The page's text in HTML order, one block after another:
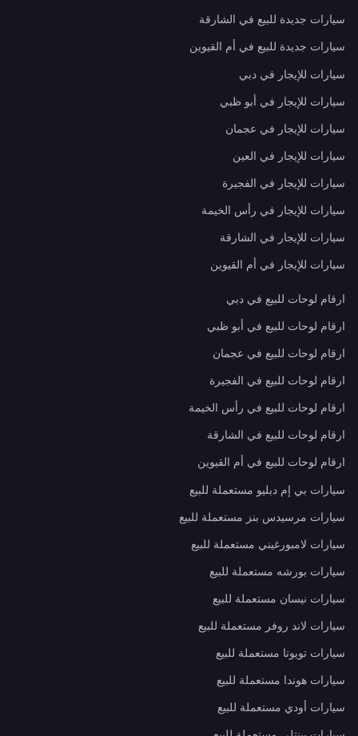
سيارات جديدة للبيع في الشارقة
سيارات جديدة للبيع في أم القيوين
سيارات للإيجار في دبي
سيارات للإيجار في أبو ظبي
سيارات للإيجار في عجمان
سيارات للإيجار في العين
سيارات للإيجار في الفجيرة
سيارات للإيجار في رأس الخيمة
سيارات للإيجار في الشارقة
سيارات للإيجار في أم القيوين
ارقام لوحات للبيع في دبي
ارقام لوحات للبيع في أبو ظبي
ارقام لوحات للبيع في عجمان
ارقام لوحات للبيع في الفجيرة
ارقام لوحات للبيع في رأس الخيمة
ارقام لوحات للبيع في الشارقة
ارقام لوحات للبيع في أم القيوين
سيارات بي إم دبليو مستعملة للبيع
سيارات مرسيدس بنز مستعملة للبيع
سيارات لامبورغيني مستعملة للبيع
سيارات بورشه مستعملة للبيع
سيارات نيسان مستعملة للبيع
سيارات لاند روفر مستعملة للبيع
سيارات تويوتا مستعملة للبيع
سيارات هوندا مستعملة للبيع
سيارات أودي مستعملة للبيع